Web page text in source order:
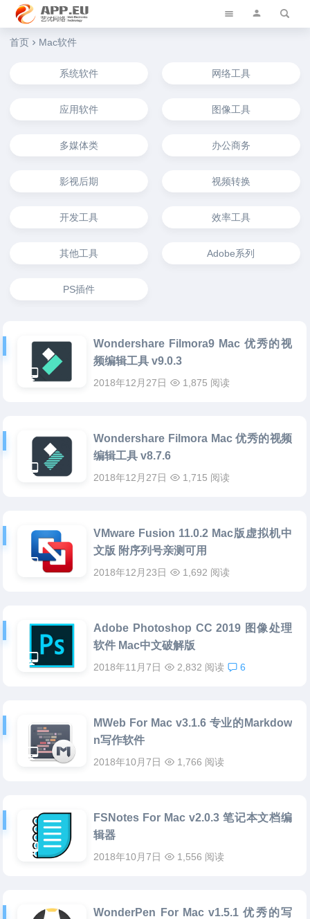
艺优软件乐园
首页 Mac软件
系统软件 网络工具
应用软件 图像工具
多媒体类 办公商务
影视后期 视频转换
开发工具 效率工具
其他工具 Adobe系列
PS插件
Wondershare Filmora9 Mac 优秀的视
频编辑工具 v9.0.3
2018年12月27日 1,875 阅读
Wondershare Filmora Mac 优秀的视频
编辑工具 v8.7.6
2018年12月27日 1,715 阅读
VMware Fusion 11.0.2 Mac版虚拟机中
文版 附序列号亲测可用
2018年12月23日 1,692 阅读
Adobe Photoshop CC 2019 图像处理
软件 Mac中文破解版
2018年11月7日 2,832 阅读 6
MWeb For Mac v3.1.6 专业的Markdow
n写作软件
2018年10月7日 1,766 阅读
FSNotes For Mac v2.0.3 笔记本文档编
辑器
2018年10月7日 1,556 阅读
WonderPen For Mac v1.5.1 优秀的写